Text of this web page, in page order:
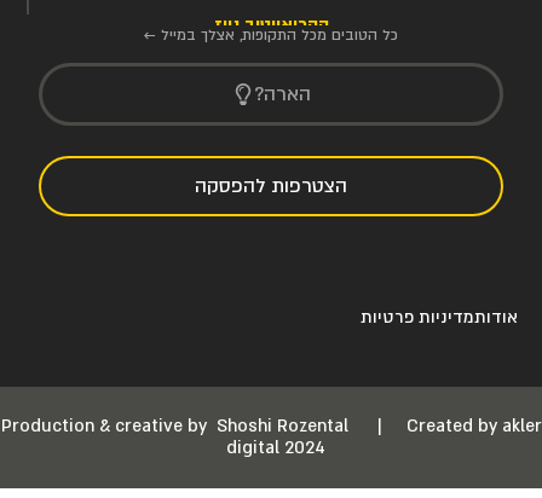
הקריאייטיב ניוז
כל הטובים מכל התקופות, אצלך במייל ←
הארה?
הצטרפות להפסקה
אודותמדיניות פרטיות
Production & creative by Shoshi Rozental | Created by akler
digital 2024